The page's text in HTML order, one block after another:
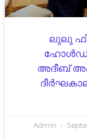
ലുലു
അദീബ്
Admin